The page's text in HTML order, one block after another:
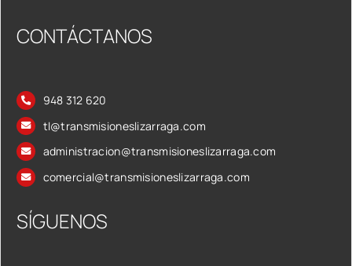
CONTÁCTANOS
948 312 620
tl@transmisioneslizarraga.com
administracion@transmisioneslizarraga.com
comercial@transmisioneslizarraga.com
SÍGUENOS